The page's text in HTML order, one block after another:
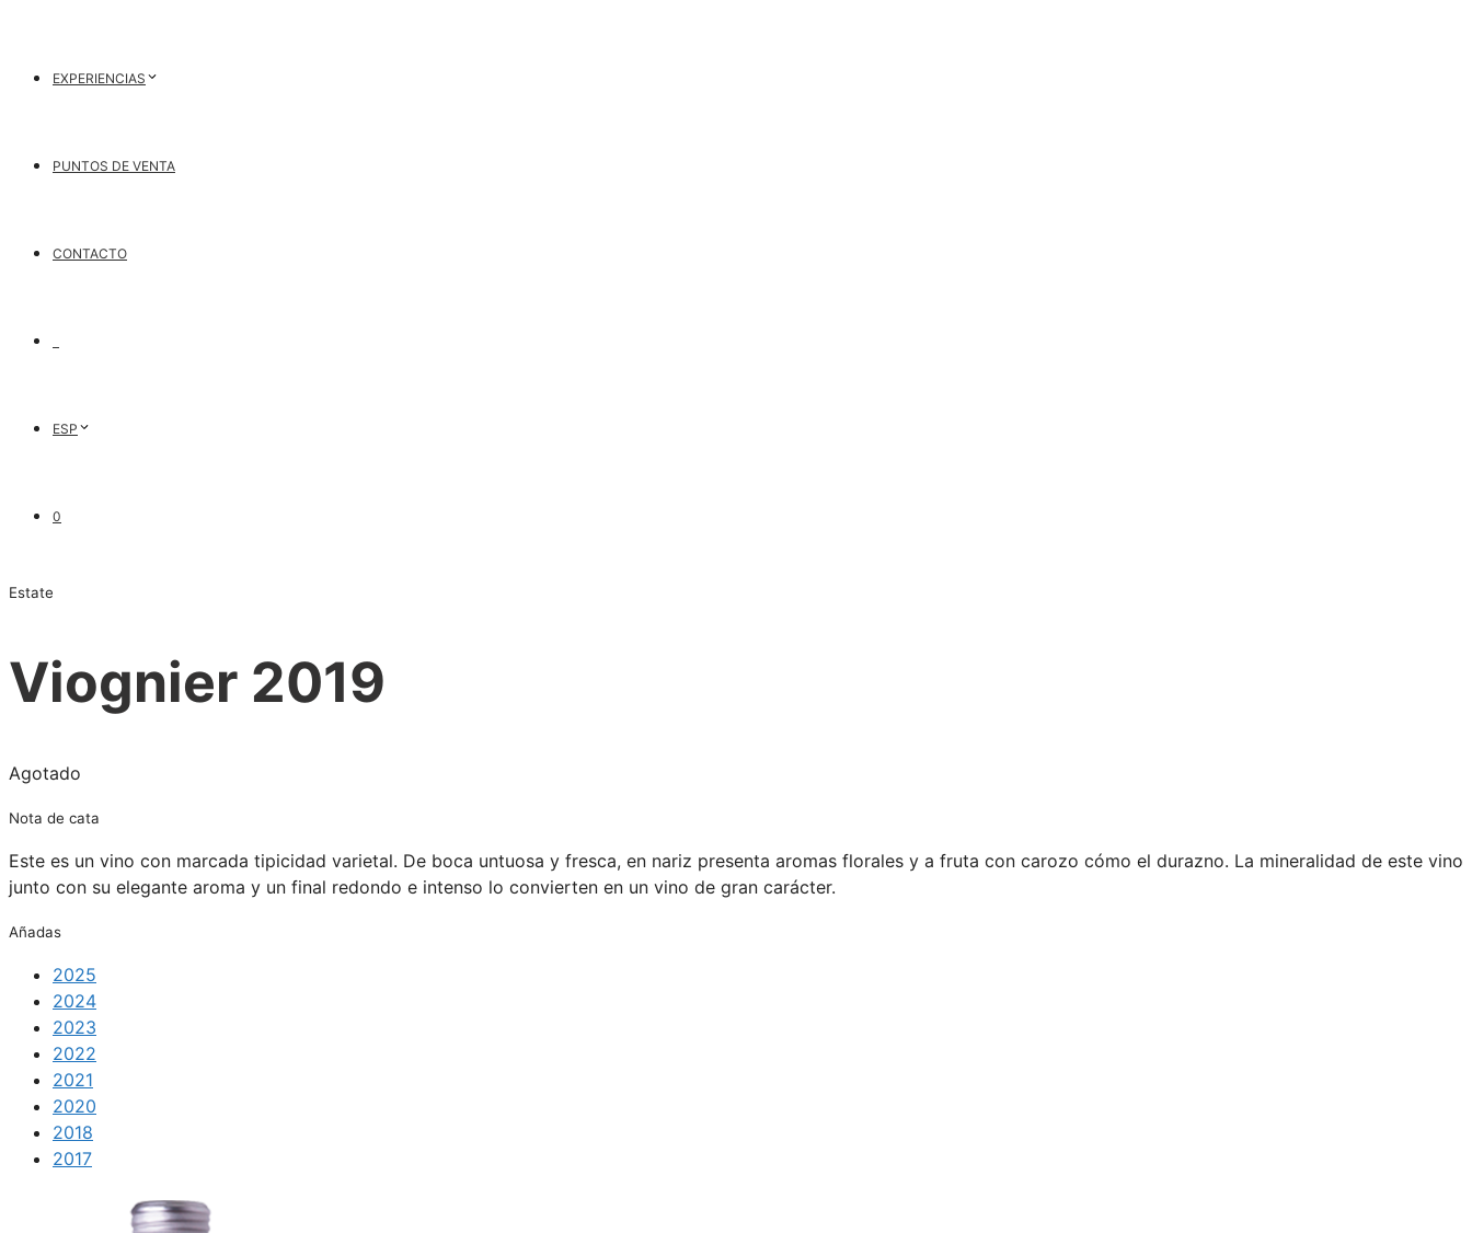
EXPERIENCIAS
PUNTOS DE VENTA
CONTACTO
ESP
0
Estate
Viognier 2019
Agotado
Nota de cata
Este es un vino con marcada tipicidad varietal. De boca untuosa y fresca, en nariz presenta aromas florales y a fruta con carozo cómo el durazno. La mineralidad de este vino
junto con su elegante aroma y un final redondo e intenso lo convierten en un vino de gran carácter.
Añadas
2025
2024
2023
2022
2021
2020
2018
2017